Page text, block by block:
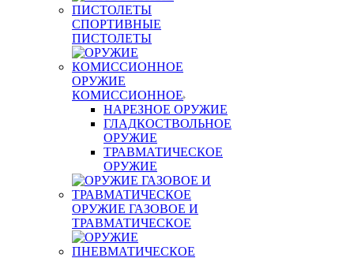
СПОРТИВНЫЕ
ПИСТОЛЕТЫ
ОРУЖИЕ
КОМИССИОННОЕ
НАРЕЗНОЕ ОРУЖИЕ
ГЛАДКОСТВОЛЬНОЕ
ОРУЖИЕ
ТРАВМАТИЧЕСКОЕ
ОРУЖИЕ
ОРУЖИЕ ГАЗОВОЕ И
ТРАВМАТИЧЕСКОЕ